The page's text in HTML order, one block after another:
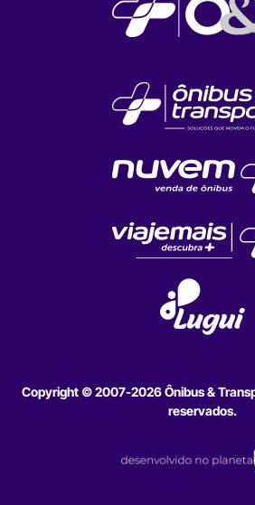
Copyright © 2007-2026 Ônibus &
reservados.